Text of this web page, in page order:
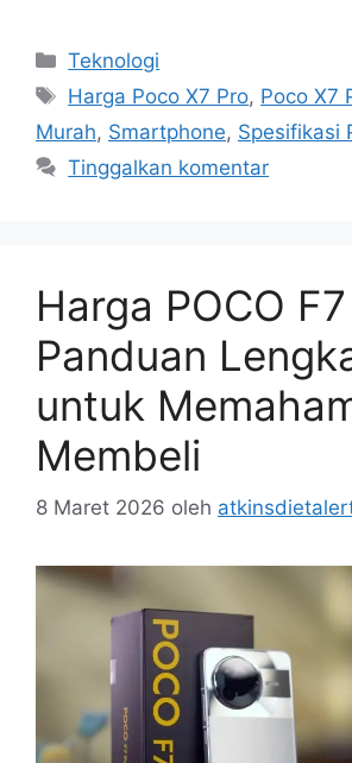
Kategori
Teknologi
Tag
Harga Poco X7 Pro, Poco X7
Murah, Smartphone, Spesifikasi
Tinggalkan komentar
Harga POCO F7
Panduan
untuk
Membeli
8 Maret 2026 oleh